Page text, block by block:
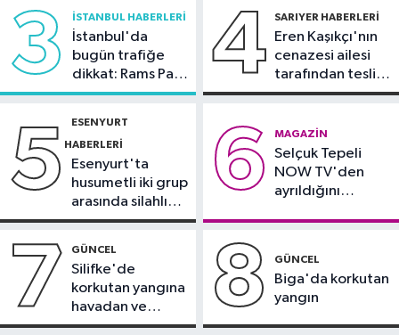
güçlendirecek"
20:28
Ünal, yarı finalde
için geri sayım başladı
3 İSTANBUL HABERLERI
İstanbul'da
bugün trafiğe
dikkat: Rams Park
çevresinde bazı
4 SARIYER HABERLERI
Eren Kaşıkçı'nın
cenazesi ailesi
tarafından teslim
alındı
5 ESENYURT
HABERLERI
Esenyurt'ta
husumetli iki grup
arasında silahlı
kavga
6 MAGAZIN
Selçuk Tepeli
NOW TV'den
ayrıldığını
7 GÜNCEL
Silifke'de
korkutan yangına
havadan ve
karadan
8 GÜNCEL
Biga'da korkutan
yangın